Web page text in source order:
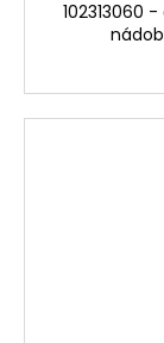
102313060